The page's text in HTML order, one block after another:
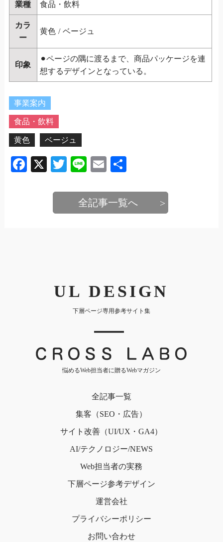
業種 食品・飲料
カラ
ー
黄色 / ベージュ
印象
⚫︎ページの隅に渡るまで、商品パッケージを連
想するデザインとなっている。
事業案内
食品・飲料
黄色 ベージュ
Facebook
X TwitterLineEmail
全記事一覧へ
UL DESIGN
下層ページ専用参考サイト集
｜
悩めるWeb担当者に贈るWebマガジン
全記事一覧
集客（SEO・広告）
サイト改善（UI/UX・GA4）
AI/テクノロジー/NEWS
Web担当者の実務
下層ページ参考デザイン
運営会社
プライバシーポリシー
お問い合わせ